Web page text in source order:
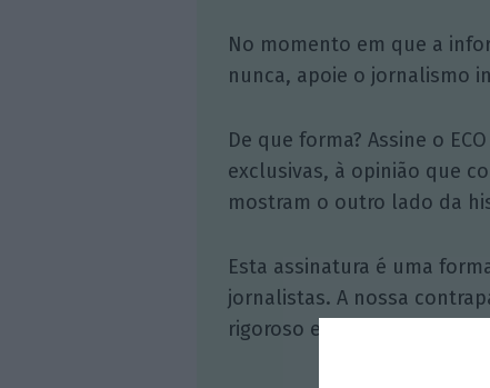
No momento em que a
nunca, apoie o jornalismo
De que forma? Assine o
exclusivas, à opinião que
mostram o outro lado da
Esta assinatura é uma
jornalistas. A nossa
rigoroso e credível.